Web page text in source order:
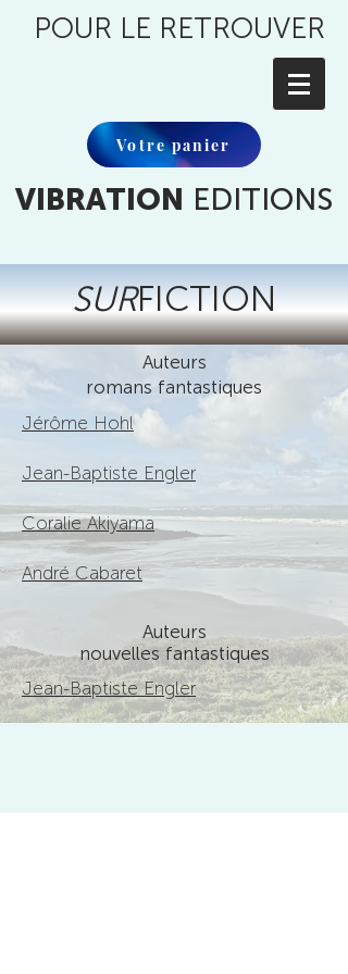
POUR LE RETROUVER
Votre panier
VIBRATION EDITIONS
SURFICTION
Auteurs
romans fantastiques
Jérôme Hohl
Jean-Baptiste Engler
Coralie Akiyama
André Cabaret
Auteurs
nouvelles fantastiques
Jean-Baptiste Engler